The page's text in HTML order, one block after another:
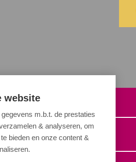
website
m.b.t. de prestaties
& analyseren, om
bieden en onze content &